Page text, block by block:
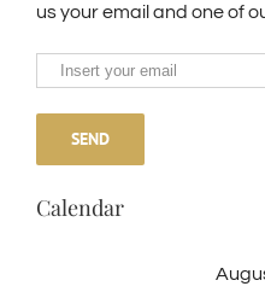
us your email and one of
Calendar